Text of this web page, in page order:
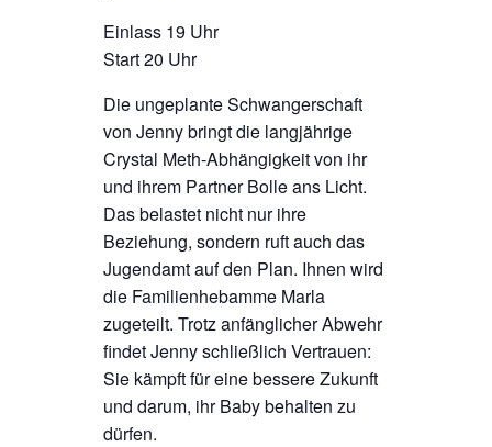
Einlass 19 Uhr
Start 20 Uhr
Die ungeplante Schwangerschaft
von Jenny bringt die langjährige
Crystal Meth-Abhängigkeit von ihr
und ihrem Partner Bolle ans Licht.
Das belastet nicht nur ihre
Beziehung, sondern ruft auch das
Jugendamt auf den Plan. Ihnen wird
die Familienhebamme Marla
zugeteilt. Trotz anfänglicher Abwehr
findet Jenny schließlich Vertrauen:
Sie kämpft für eine bessere Zukunft
und darum, ihr Baby behalten zu
dürfen.